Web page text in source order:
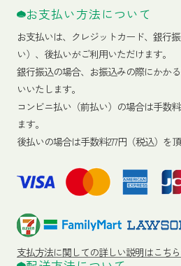
お支払い方法について
お支払いは、クレジットカード、銀行
い）、後払いがご利用いただけます。
銀行振込の場合、お振込みの際にかか
いいたします。
コンビニ払い（前払い）の場合は手数
ます。
後払いの場合は手数料277円（税込）を
支払方法に関しての詳しい説明はこちら